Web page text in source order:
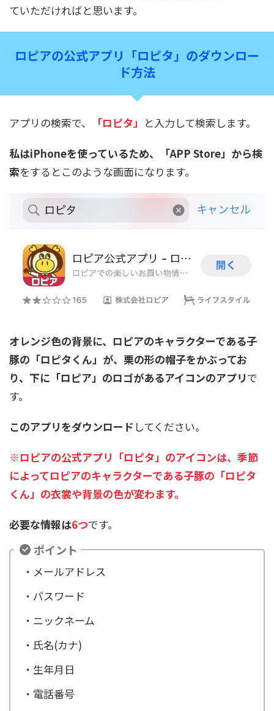
ていただければと思います。
ロピアの公式アプリ「ロピタ」のダウンロー
ド方法
アプリの検索で、 「ロピタ」 と入力して検索します。
私はiPhoneを使っているため、「APP Store」から検
索をするとこのような画面になります。
オレンジ色の背景に、ロピアのキャラクターである子
豚の「ロピタくん」が、栗の形の帽子をかぶってお
り、下に「ロピア」のロゴがあるアイコンのアプリで
す。
このアプリをダウンロード してください。
※ロピアの公式アプリ「ロピタ」のアイコンは、季節
によってロピアのキャラクターである子豚の「ロピタ
くん」の衣裳や背景の色が変わます。
必要な情報は6つです。
ポイント
・メールアドレス
・パスワード
・ニックネーム
・氏名(カナ)
・生年月日
・電話番号